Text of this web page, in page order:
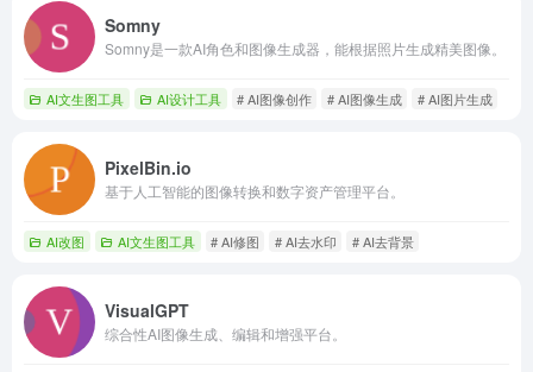
Somny
Somny是一款AI角色和图像生成器，能根据照片生成精美图像。
AI文生图工具 AI设计工具 # AI图像创作 # AI图像生成 # AI图片生成
PixelBin.io
基于人工智能的图像转换和数字资产管理平台。
AI改图 AI文生图工具 # AI修图 # AI去水印 # AI去背景
VisualGPT
综合性AI图像生成、编辑和增强平台。